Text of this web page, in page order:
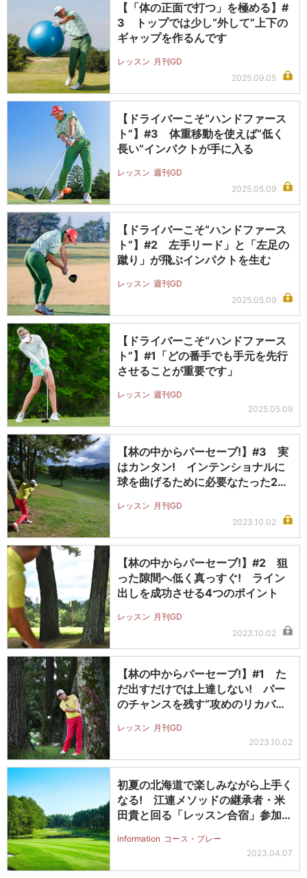
【「体の正面で打つ」を極める】#
3 トップでは少し“外して”上下の
ギャップを作るんです
レッスン 月刊GD
2025.09.05
【ドライバーこそ“ハンドファース
ト”】#3 体重移動を使えば“低く
長い”インパクトが手に入る
レッスン 週刊GD
2025.05.09
【ドライバーこそ“ハンドファース
ト”】#2 左手リード」と「左足の
蹴り」が飛ぶインパクトを生む
レッスン 週刊GD
2025.05.09
【ドライバーこそ“ハンドファース
ト”】#1「どの番手でも手元を先行
させることが重要です」
レッスン 週刊GD
2025.05.09
【林の中からパーセーブ!】#3 実
はカンタン! インテンショナルに
球を曲げるために必要なたった2つ
レッスン 月刊GD
2023.10.02
【林の中からパーセーブ!】#2 狙
った隙間へ低く真っすぐ! ライン
出しを成功させる4つのポイント
レッスン 月刊GD
2023.10.02
【林の中からパーセーブ!】#1 た
だ出すだけでは上達しない! パー
のチャンスを残す“攻めのリカバリ
レッスン 月刊GD
2023.10.02
初夏の北海道で楽しみながら上手く
なる! 江連メソッドの継承者・米
田貴と回る「レッスン合宿」参加者
information コース・プレー
2023.04.07